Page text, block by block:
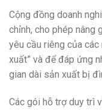
Cộng đồng doanh
chỉnh, cho phép nâng
yêu cầu riêng của các
xuất” và để đáp ứng
gian dài sản xuất bị
Các gói hỗ trợ duy trì